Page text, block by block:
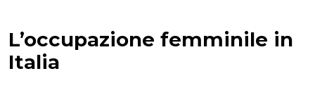
L’occupazione femminile in
Italia